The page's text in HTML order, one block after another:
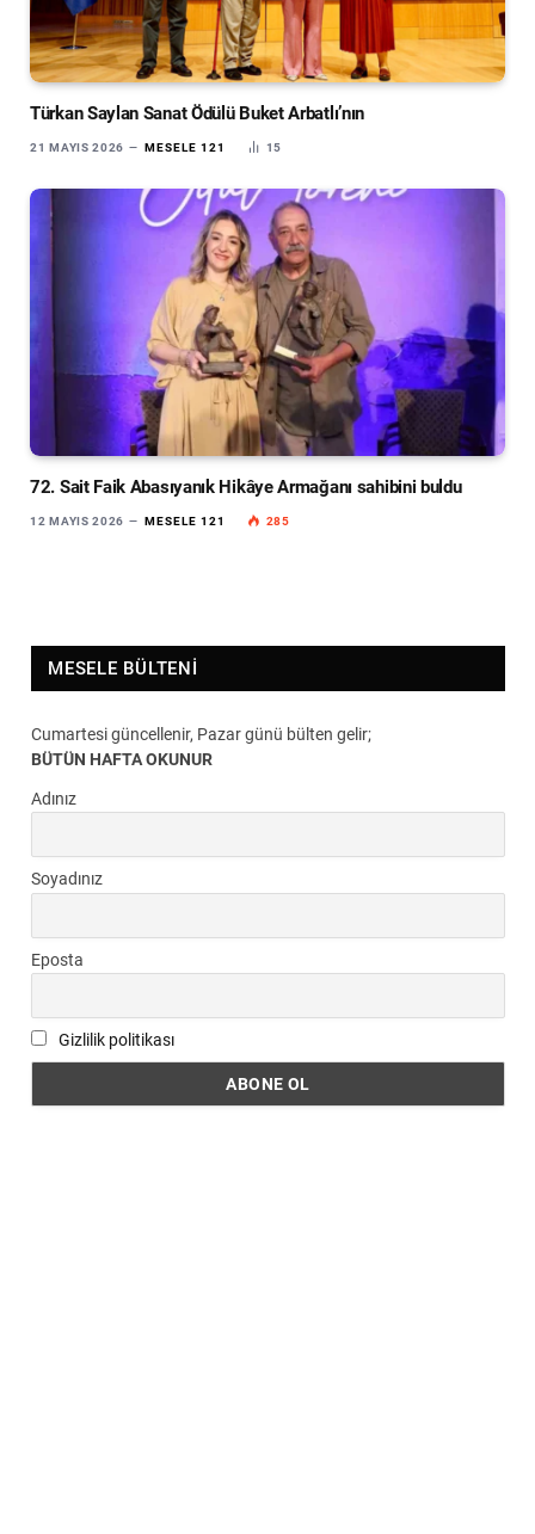
Türkan Saylan Sanat Ödülü Buket Arbatlı’nın
21 MAYIS 2026 MESELE 121 15
72. Sait Faik Abasıyanık Hikâye Armağanı sahibini buldu
12 MAYIS 2026 MESELE 121 285
MESELE BÜLTENI
Cumartesi güncellenir, Pazar günü bülten gelir;
BÜTÜN HAFTA OKUNUR
Adınız
Soyadınız
Eposta
Gizlilik politikası